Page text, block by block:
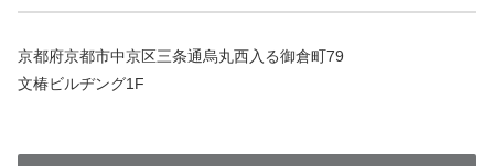
京都府京都市中京区三条通烏丸西入る御倉町79
文椿ビルヂング1F